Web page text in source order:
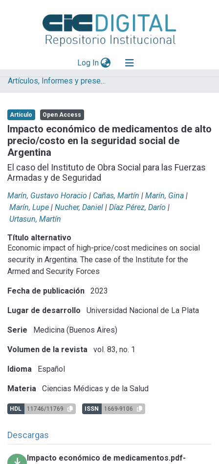
Log In(current)
Explorar
Aportar material
Statistics
Artículos, Informes y presentaciones en Congresos (UNLP)
Artículo Open Access
Impacto económico de medicamentos de alto
precio/costo en la seguridad social de
Argentina
El caso del Instituto de Obra Social para las Fuerzas
Armadas y de Seguridad
Marín, Gustavo Horacio | Cañas, Martín | Marín, Gina |
Marín, Lupe | Nucher, Daniel | Díaz Pérez, Darío |
Urtasun, Martín
Título alternativo
Economic impact of high-price/cost medicines on social
security in Argentina. The case of the Institute for the
Armed and Security Forces
Fecha de publicación 2023
Lugar de desarrollo Universidad Nacional de La Plata
Serie Medicina (Buenos Aires)
Volumen de la revista vol. 83, no. 1
Idioma Español
Materia Ciencias Médicas y de la Salud
HDL 11746/11769 ISSN 1669-9106
Descargas
Impacto económico de medicamentos.pdf-